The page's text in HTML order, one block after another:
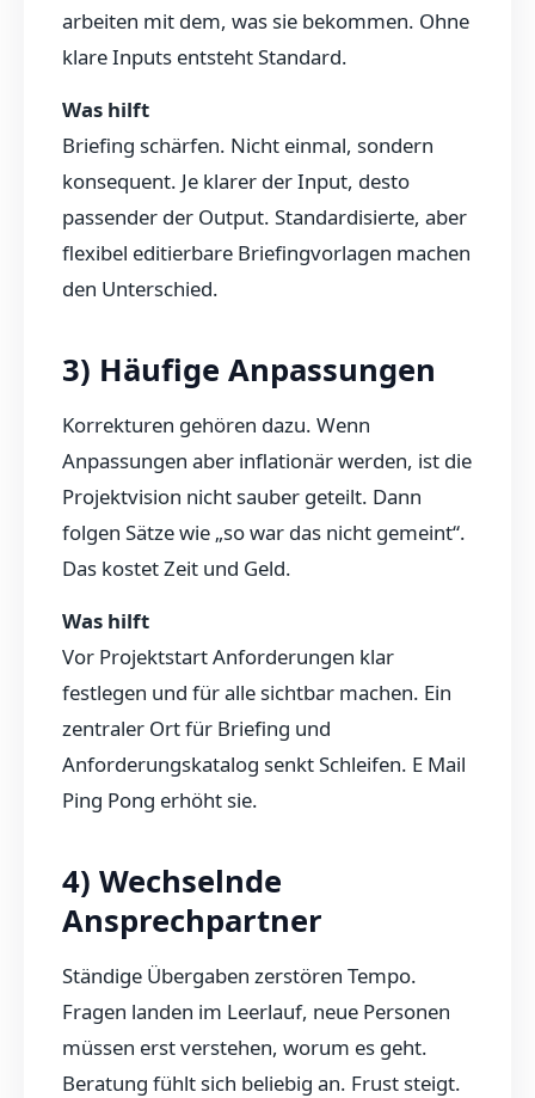
arbeiten mit dem, was sie bekommen. Ohne
klare Inputs entsteht Standard.
Was hilft
Briefing schärfen. Nicht einmal, sondern
konsequent. Je klarer der Input, desto
passender der Output. Standardisierte, aber
flexibel editierbare Briefingvorlagen machen
den Unterschied.
3) Häufige Anpassungen
Korrekturen gehören dazu. Wenn
Anpassungen aber inflationär werden, ist die
Projektvision nicht sauber geteilt. Dann
folgen Sätze wie „so war das nicht gemeint“.
Das kostet Zeit und Geld.
Was hilft
Vor Projektstart Anforderungen klar
festlegen und für alle sichtbar machen. Ein
zentraler Ort für Briefing und
Anforderungskatalog senkt Schleifen. E Mail
Ping Pong erhöht sie.
4) Wechselnde
Ansprechpartner
Ständige Übergaben zerstören Tempo.
Fragen landen im Leerlauf, neue Personen
müssen erst verstehen, worum es geht.
Beratung fühlt sich beliebig an. Frust steigt.